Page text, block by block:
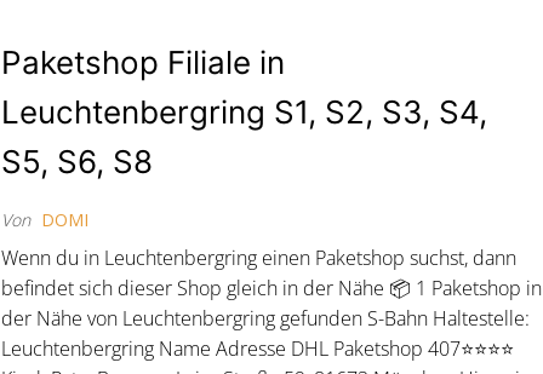
Paketshop Filiale in
Leuchtenbergring S1, S2, S3, S4,
S5, S6, S8
Von DOMI
Wenn du in Leuchtenbergring einen Paketshop suchst, dann
befindet sich dieser Shop gleich in der Nähe 📦 1 Paketshop in
der Nähe von Leuchtenbergring gefunden S-Bahn Haltestelle:
Leuchtenbergring Name Adresse DHL Paketshop 407⭐⭐⭐⭐